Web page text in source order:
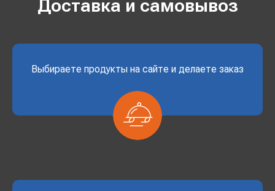
Доставка и самовывоз
Выбираете продукты на сайте и делаете заказ